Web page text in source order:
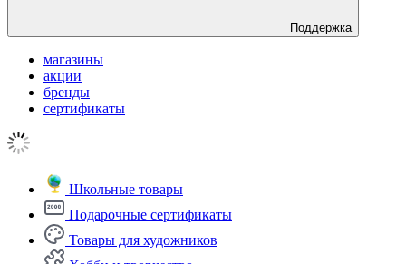
Поддержка
магазины
акции
бренды
сертификаты
Школьные товары
Подарочные сертификаты
Товары для художников